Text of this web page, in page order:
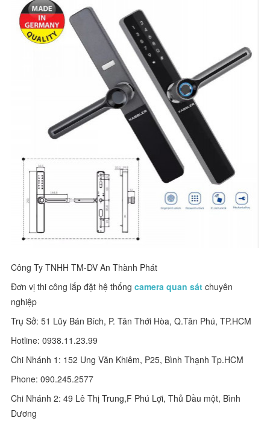
Công Ty TNHH TM-DV An Thành Phát
Đơn vị thi công lắp đặt hệ thốngcamera quan sát chuyên
nghiệp
Trụ Sở: 51 Lũy Bán Bích, P. Tân Thới Hòa, Q.Tân Phú, TP.HCM
Hotline: 0938.11.23.99
Chi Nhánh 1: 152 Ung Văn Khiêm, P25, Bình Thạnh Tp.HCM
Phone: 090.245.2577
Chi Nhánh 2: 49 Lê Thị Trung,F Phú Lợi, Thủ Dầu một, Bình
Dương